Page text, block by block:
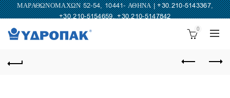
ΜΑΡΑΘΩΝΟΜΑΧΩΝ 52-54, 10441- ΑΘΗΝΑ |+30.210-5143367,
+30.210-5154659,+30.210-5147842
0